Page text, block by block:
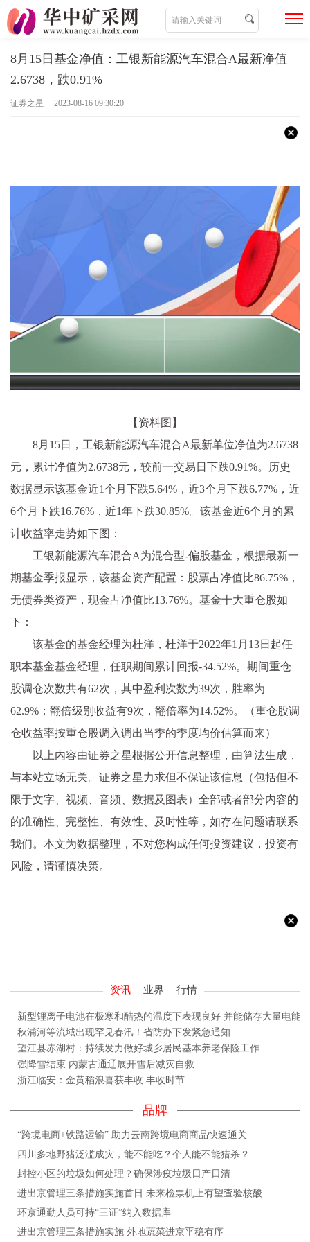
8月15日基金净值：工银新能源汽车混合A最新净值
2.6738，跌0.91%
证券之星 2023-08-16 09:30:20
【资料图】
8月15日，工银新能源汽车混合A最新单位净值为2.6738
元，累计净值为2.6738元，较前一交易日下跌0.91%。历史
数据显示该基金近1个月下跌5.64%，近3个月下跌6.77%，近
6个月下跌16.76%，近1年下跌30.85%。该基金近6个月的累
计收益率走势如下图：
工银新能源汽车混合A为混合型-偏股基金，根据最新一
期基金季报显示，该基金资产配置：股票占净值比86.75%，
无债券类资产，现金占净值比13.76%。基金十大重仓股如
下：
该基金的基金经理为杜洋，杜洋于2022年1月13日起任
职本基金基金经理，任职期间累计回报-34.52%。期间重仓
股调仓次数共有62次，其中盈利次数为39次，胜率为
62.9%；翻倍级别收益有9次，翻倍率为14.52%。（重仓股调
仓收益率按重仓股调入调出当季的季度均价估算而来）
以上内容由证券之星根据公开信息整理，由算法生成，
与本站立场无关。证券之星力求但不保证该信息（包括但不
限于文字、视频、音频、数据及图表）全部或者部分内容的
的准确性、完整性、有效性、及时性等，如存在问题请联系
我们。本文为数据整理，不对您构成任何投资建议，投资有
风险，请谨慎决策。
资讯 业界 行情
新型锂离子电池在极寒和酷热的温度下表现良好 并能储存大量电能
秋浦河等流域出现罕见春汛！省防办下发紧急通知
望江县赤湖村：持续发力做好城乡居民基本养老保险工作
强降雪结束 内蒙古通辽展开雪后减灾自救
浙江临安：金黄稻浪喜获丰收 丰收时节
品牌
“跨境电商+铁路运输” 助力云南跨境电商商品快速通关
四川多地野猪泛滥成灾，能不能吃？个人能不能猎杀？
封控小区的垃圾如何处理？确保涉疫垃圾日产日清
进出京管理三条措施实施首日 未来检票机上有望查验核酸
环京通勤人员可持“三证”纳入数据库
进出京管理三条措施实施 外地蔬菜进京平稳有序